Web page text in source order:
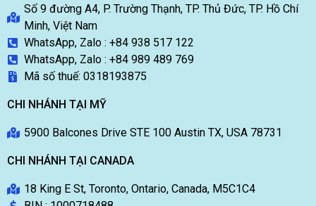
Số 9 đường A4, P. Trường Thạnh, TP. Thủ Đức, TP. Hồ Chí
Minh, Việt Nam
WhatsApp, Zalo : +84 938 517 122
WhatsApp, Zalo : +84 989 489 769
Mã số thuế: 0318193875
CHI NHÁNH TẠI MỸ
5900 Balcones Drive STE 100 Austin TX, USA 78731
CHI NHÁNH TẠI CANADA
18 King E St, Toronto, Ontario, Canada, M5C1C4